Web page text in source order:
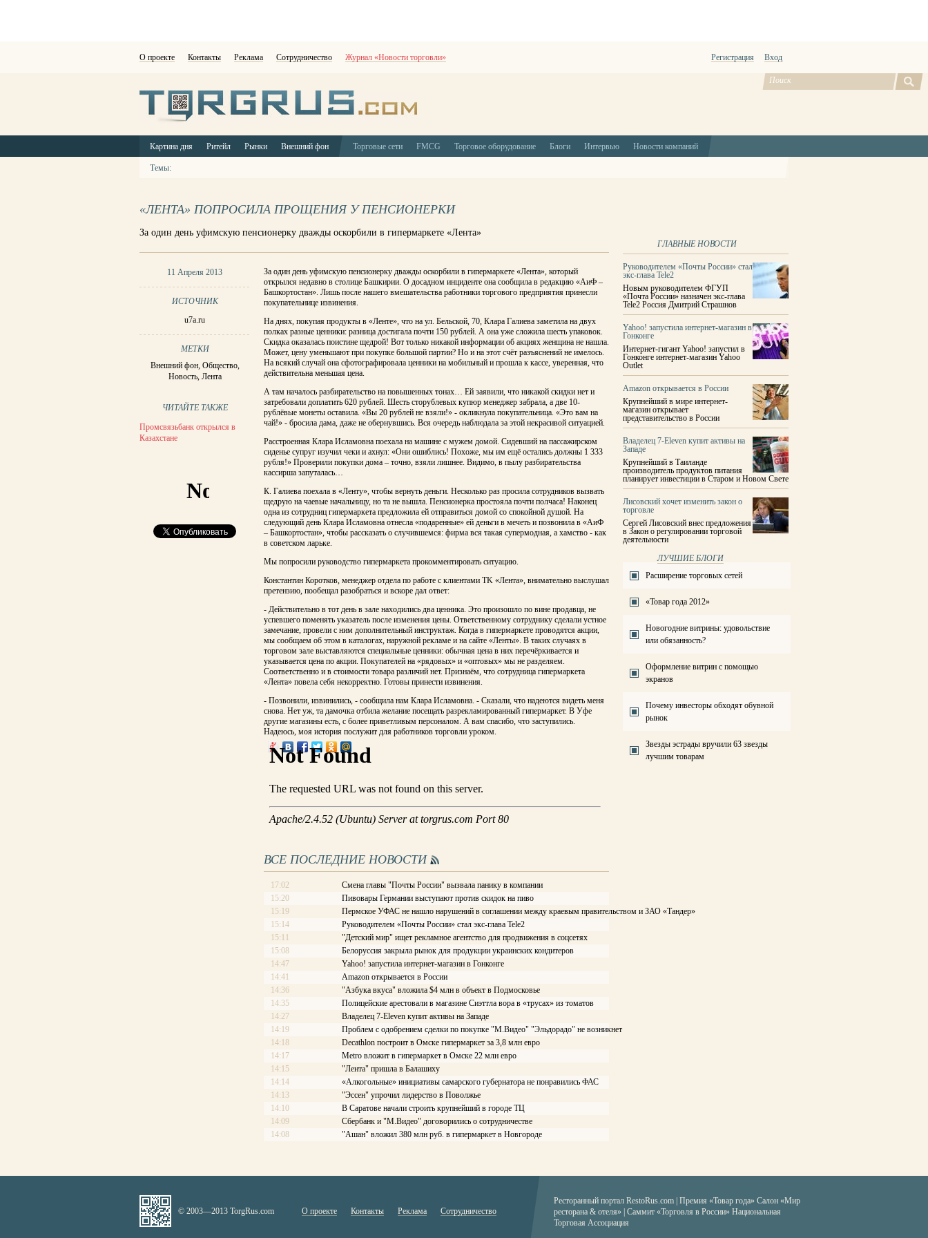
О проекте Контакты Реклама Сотрудничество Журнал «Новости торговли» Регистрация Вход
Картина дня Ритейл Рынки Внешний фон Торговые сети FMCG Торговое оборудование Блоги Интервью Новости компаний
Темы:
«ЛЕНТА» ПОПРОСИЛА ПРОЩЕНИЯ У ПЕНСИОНЕРКИ
За один день уфимскую пенсионерку дважды оскорбили в гипермаркете «Лента»
11 Апреля 2013
ИСТОЧНИК
u7a.ru
МЕТКИ
Внешний фон, Общество,
Новость, Лента
ЧИТАЙТЕ ТАКЖЕ
Промсвязьбанк открылся в
Казахстане
За один день уфимскую пенсионерку дважды оскорбили в гипермаркете «Лента», который
открылся недавно в столице Башкирии. О досадном инциденте она сообщила в редакцию «АиФ –
Башкортостан». Лишь после нашего вмешательства работники торгового предприятия принесли
покупательнице извинения.
На днях, покупая продукты в «Ленте», что на ул. Бельской, 70, Клара Галиева заметила на двух
полках разные ценники: разница достигала почти 150 рублей. А она уже сложила шесть упаковок.
Скидка оказалась поистине щедрой! Вот только никакой информации об акциях женщина не нашла.
Может, цену уменьшают при покупке большой партии? Но и на этот счёт разъяснений не имелось.
На всякий случай она сфотографировала ценники на мобильный и прошла к кассе, уверенная, что
действительна меньшая цена.
А там началось разбирательство на повышенных тонах… Ей заявили, что никакой скидки нет и
затребовали доплатить 620 рублей. Шесть сторублевых купюр менеджер забрала, а две 10-
рублёвые монеты оставила. «Вы 20 рублей не взяли!» - окликнула покупательница. «Это вам на
чай!» - бросила дама, даже не обернувшись. Вся очередь наблюдала за этой некрасивой ситуацией.
Расстроенная Клара Исламовна поехала на машине с мужем домой. Сидевший на пассажирском
сиденье супруг изучил чеки и ахнул: «Они ошиблись! Похоже, мы им ещё остались должны 1 333
рубля!» Проверили покупки дома – точно, взяли лишнее. Видимо, в пылу разбирательства
кассирша запуталась…
К. Галиева поехала в «Ленту», чтобы вернуть деньги. Несколько раз просила сотрудников вызвать
щедрую на чаевые начальницу, но та не вышла. Пенсионерка простояла почти полчаса! Наконец
одна из сотрудниц гипермаркета предложила ей отправиться домой со спокойной душой. На
следующий день Клара Исламовна отнесла «подаренные» ей деньги в мечеть и позвонила в «АиФ
– Башкортостан», чтобы рассказать о случившемся: фирма вся такая супермодная, а хамство - как
в советском ларьке.
Мы попросили руководство гипермаркета прокомментировать ситуацию.
Константин Коротков, менеджер отдела по работе с клиентами TK «Лента», внимательно выслушал
претензию, пообещал разобраться и вскоре дал ответ:
- Действительно в тот день в зале находились два ценника. Это произошло по вине продавца, не
успевшего поменять указатель после изменения цены. Ответственному сотруднику сделали устное
замечание, провели с ним дополнительный инструктаж. Когда в гипермаркете проводятся акции,
мы сообщаем об этом в каталогах, наружной рекламе и на сайте «Ленты». В таких случаях в
торговом зале выставляются специальные ценники: обычная цена в них перечёркивается и
указывается цена по акции. Покупателей на «рядовых» и «оптовых» мы не разделяем.
Соответственно и в стоимости товара различий нет. Признаём, что сотрудница гипермаркета
«Лента» повела себя некорректно. Готовы принести извинения.
- Позвонили, извинились, - сообщила нам Клара Исламовна. - Сказали, что надеются видеть меня
снова. Нет уж, та дамочка отбила желание посещать разрекламированный гипермаркет. В Уфе
другие магазины есть, с более приветливым персоналом. А вам спасибо, что заступились.
Надеюсь, моя история послужит для работников торговли уроком.
ВСЕ ПОСЛЕДНИЕ НОВОСТИ
17:02
Смена главы "Почты России" вызвала панику в компании
15:20
Пивовары Германии выступают против скидок на пиво
15:19
Пермское УФАС не нашло нарушений в соглашении между краевым правительством и ЗАО «Тандер»
15:14
Руководителем «Почты России» стал экс-глава Tele2
15:11
"Детский мир" ищет рекламное агентство для продвижения в соцсетях
15:08
Белоруссия закрыла рынок для продукции украинских кондитеров
14:47
Yahoo! запустила интернет-магазин в Гонконге
14:41
Amazon открывается в России
14:36
"Азбука вкуса" вложила $4 млн в объект в Подмосковье
14:35
Полицейские арестовали в магазине Сиэттла вора в «трусах» из томатов
14:27
Владелец 7-Eleven купит активы на Западе
14:19
Проблем с одобрением сделки по покупке "М.Видео" "Эльдорадо" не возникнет
14:18
Decathlon построит в Омске гипермаркет за 3,8 млн евро
14:17
Меtrо вложит в гипермаркет в Омске 22 млн евро
14:15
"Лента" пришла в Балашиху
14:14
«Алкогольные» инициативы самарского губернатора не понравились ФАС
14:13
"Эссен" упрочил лидерство в Поволжье
14:10
В Саратове начали строить крупнейший в городе ТЦ
14:09
Сбербанк и "М.Видео" договорились о сотрудничестве
14:08
"Ашан" вложил 380 млн руб. в гипермаркет в Новгороде
ГЛАВНЫЕ НОВОСТИ
Руководителем «Почты России» стал
экс-глава Tele2
Новым руководителем ФГУП
«Почта России» назначен экс-глава
Tele2 Россия Дмитрий Страшнов
Yahoo! запустила интернет-магазин в
Гонконге
Интернет-гигант Yahoo! запустил в
Гонконге интернет-магазин Yahoo
Outlet
Amazon открывается в России
Крупнейший в мире интернет-
магазин открывает
представительство в России
Владелец 7-Eleven купит активы на
Западе
Крупнейший в Таиланде
производитель продуктов питания
планирует инвестиции в Старом и Новом Свете
Лисовский хочет изменить закон о
торговле
Сергей Лисовский внес предложения
в Закон о регулировании торговой
деятельности
ЛУЧШИЕ БЛОГИ
Расширение торговых сетей
«Товар года 2012»
Новогодние витрины: удовольствие
или обязанность?
Оформление витрин с помощью
экранов
Почему инвесторы обходят обувной
рынок
Звезды эстрады вручили 63 звезды
лучшим товарам
© 2003—2013 TorgRus.com О проекте Контакты Реклама Сотрудничество
Ресторанный портал RestoRus.com Премия «Товар года» Салон «Мир
ресторана & отеля» | Саммит «Торговля в России» Национальная
Торговая Ассоциация